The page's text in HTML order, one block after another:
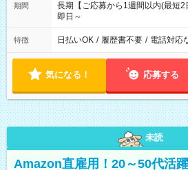
期間
長期【ご応募から1週間以内(最短2
即日～
特徴 日払いOK / 履歴書不要 / 電話対応
気になる！ 応募する
未読
Amazon直雇用！20～50代活